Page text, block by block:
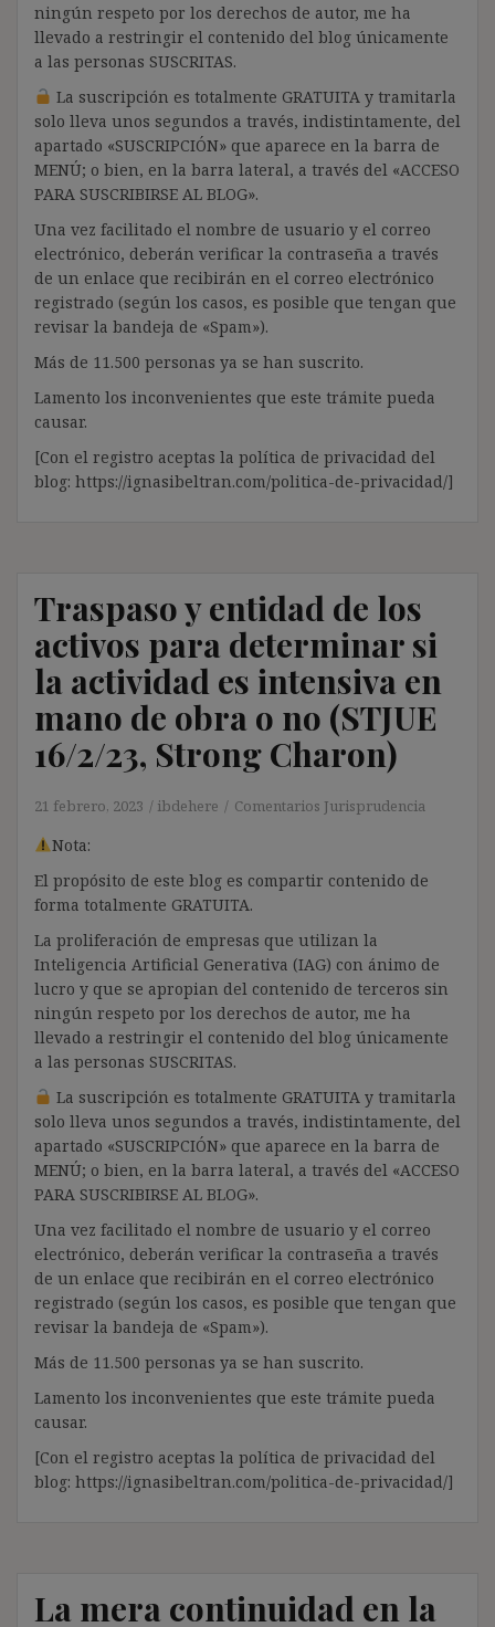
ningún respeto por los derechos de autor, me ha
llevado a restringir el contenido del blog únicamente
a las personas SUSCRITAS.
La suscripción es totalmente GRATUITA y tramitarla
solo lleva unos segundos a través, indistintamente, del
apartado «SUSCRIPCIÓN» que aparece en la barra de
MENÚ; o bien, en la barra lateral, a través del «ACCESO
PARA SUSCRIBIRSE AL BLOG».
Una vez facilitado el nombre de usuario y el correo
electrónico, deberán verificar la contraseña a través
de un enlace que recibirán en el correo electrónico
registrado (según los casos, es posible que tengan que
revisar la bandeja de «Spam»).
Más de 11.500 personas ya se han suscrito.
Lamento los inconvenientes que este trámite pueda
causar.
[Con el registro aceptas la política de privacidad del
blog: https://ignasibeltran.com/politica-de-privacidad/]
Traspaso y entidad de los
activos para determinar si
la actividad es intensiva en
mano de obra o no (STJUE
16/2/23, Strong Charon)
21 febrero, 2023 ibdehere Comentarios Jurisprudencia
Nota:
El propósito de este blog es compartir contenido de
forma totalmente GRATUITA.
La proliferación de empresas que utilizan la
Inteligencia Artificial Generativa (IAG) con ánimo de
lucro y que se apropian del contenido de terceros sin
ningún respeto por los derechos de autor, me ha
llevado a restringir el contenido del blog únicamente
a las personas SUSCRITAS.
La suscripción es totalmente GRATUITA y tramitarla
solo lleva unos segundos a través, indistintamente, del
apartado «SUSCRIPCIÓN» que aparece en la barra de
MENÚ; o bien, en la barra lateral, a través del «ACCESO
PARA SUSCRIBIRSE AL BLOG».
Una vez facilitado el nombre de usuario y el correo
electrónico, deberán verificar la contraseña a través
de un enlace que recibirán en el correo electrónico
registrado (según los casos, es posible que tengan que
revisar la bandeja de «Spam»).
Más de 11.500 personas ya se han suscrito.
Lamento los inconvenientes que este trámite pueda
causar.
[Con el registro aceptas la política de privacidad del
blog: https://ignasibeltran.com/politica-de-privacidad/]
La mera continuidad en la